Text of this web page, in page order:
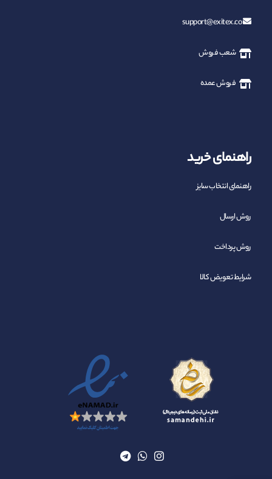
support@exitex.co
شعب فروش
فروش عمده
راهنمای خرید
راهنمای انتخاب سایز
روش ارسال
روش پرداخت
شرایط تعویض کالا